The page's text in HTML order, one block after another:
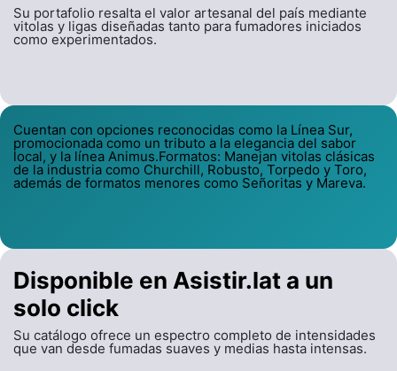
Su portafolio resalta el valor artesanal del país mediante
vitolas y ligas diseñadas tanto para fumadores iniciados
como experimentados.
Cuentan con opciones reconocidas como la Línea Sur,
promocionada como un tributo a la elegancia del sabor
local, y la línea Animus.Formatos: Manejan vitolas clásicas
de la industria como Churchill, Robusto, Torpedo y Toro,
además de formatos menores como Señoritas y Mareva.
Disponible en Asistir.lat a un
solo click
Su catálogo ofrece un espectro completo de intensidades
que van desde fumadas suaves y medias hasta intensas.